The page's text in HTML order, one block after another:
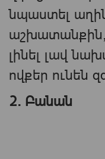
նպաստել
աշխատանքին,
լինել լավ
ովքեր ունեն
2. Բանան